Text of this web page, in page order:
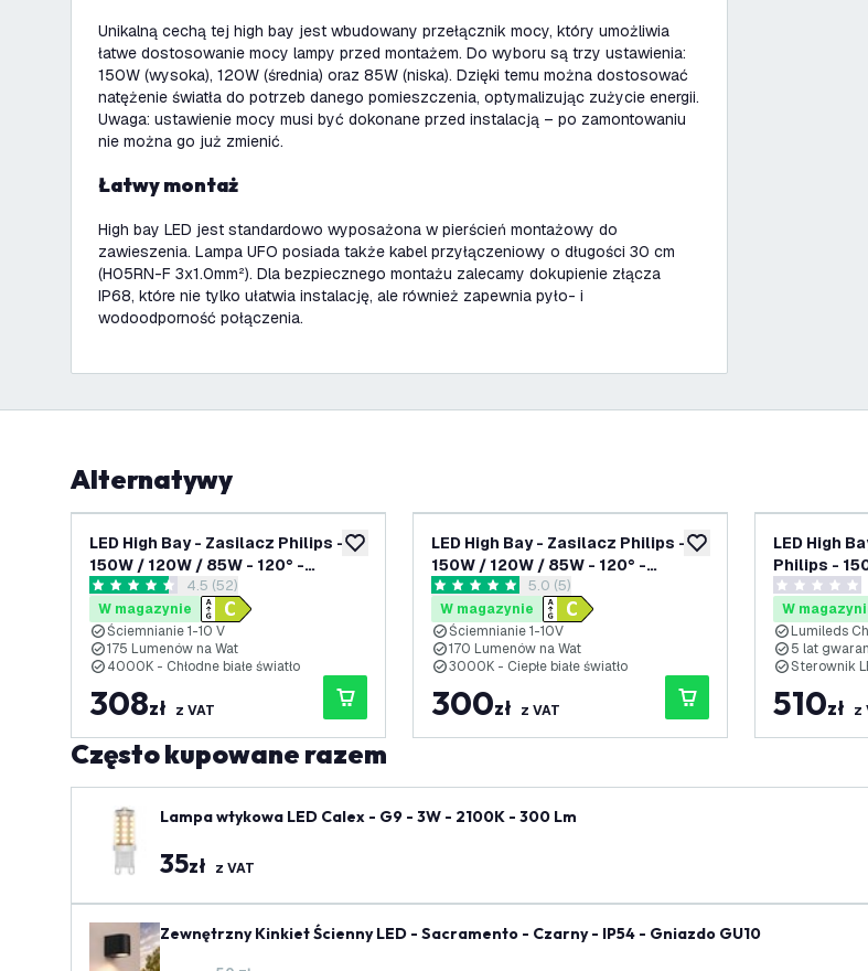
Unikalną cechą tej high bay jest wbudowany przełącznik mocy, który umożliwia
łatwe dostosowanie mocy lampy przed montażem. Do wyboru są trzy ustawienia:
150W (wysoka), 120W (średnia) oraz 85W (niska). Dzięki temu można dostosować
natężenie światła do potrzeb danego pomieszczenia, optymalizując zużycie energii.
Uwaga: ustawienie mocy musi być dokonane przed instalacją – po zamontowaniu
nie można go już zmienić.
Łatwy montaż
High bay LED jest standardowo wyposażona w pierścień montażowy do
zawieszenia. Lampa UFO posiada także kabel przyłączeniowy o długości 30 cm
(H05RN-F 3x1.0mm²). Dla bezpiecznego montażu zalecamy dokupienie złącza
IP68, które nie tylko ułatwia instalację, ale również zapewnia pyło- i
wodoodporność połączenia.
Alternatywy
dodaj do listy życzeń
LED High Bay - Zasilacz Philips -
150W / 120W / 85W - 120° -
175lm/W - 4000K - IP65 -
Możliwość przyciemniania - 5 lat
gwarancji
otwórz panel recenzji
4.5 Gwiazdki oceny
4.5 (52)
W magazynie
Ściemnianie 1-10 V
175 Lumenów na Wat
4000K - Chłodne białe światło
308zł z VAT
dodaj do listy życzeń
LED High Bay - Zasilacz Philips -
150W / 120W / 85W - 120° -
170lm/W - 3000K - IP65 -
Możliwość przyciemniania - 5 lat
gwarancji
otwórz panel recenzji
5 Gwiazdki oceny5.0 (5)
W magazynie
Ściemnianie 1-10V
170 Lumenów na Wat
3000K - Ciepłe białe światło
300zł z VAT
LED High
Philips -
- 175lm/W -
Możliwość
gwarancji
0 Gwiazdki
W
Lumileds
5 lat
Sterownik
510zł z
Często kupowane razem
Lampa wtykowa LED Calex - G9 - 3W - 2100K - 300 Lm
35zł z VAT
Zewnętrzny Kinkiet Ścienny LED - Sacramento - Czarny - IP54 - Gniazdo GU10